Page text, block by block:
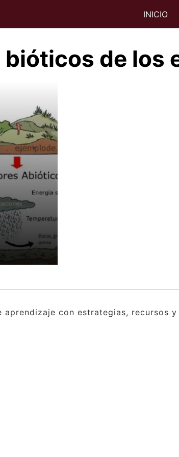
INICIO
de los
aprendizaje con estrategias,